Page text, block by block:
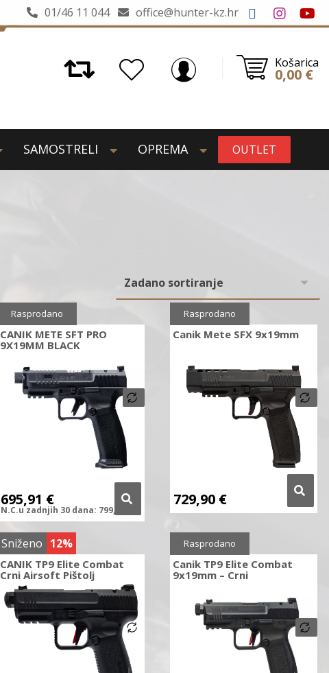
office@hunter-kz.hr
01/46 11 044
Košarica
0,00 €
SAMOSTRELI OPREMA OUTLET
Sniženo 13%
CANIK METE SFT PRO
9X19MM BLACK
695,91 €
N.C.u zadnjih 30 dana: 799,90
Rasprodano
Canik Mete SFX 9x19mm
729,90 €
Rasprodano
Sniženo 12%
CANIK TP9 Elite Combat
Crni Airsoft Pištolj
Canik TP9 Elite Combat
9x19mm – Crni
Rasprodano